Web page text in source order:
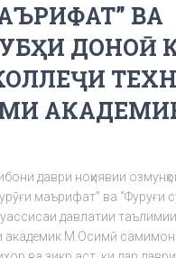
ВА
ДОНОӢ
даври ноҳиявии
маърифат” ва “Фуруғи
давлатии
академик М.Осимӣ